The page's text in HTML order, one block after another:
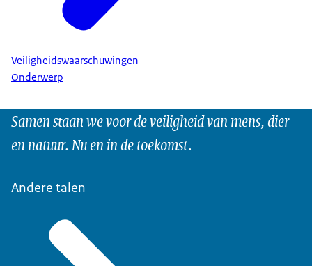
Veiligheidswaarschuwingen
Onderwerp
Samen staan we voor de veiligheid van mens, dier
en natuur. Nu en in de toekomst.
Andere talen